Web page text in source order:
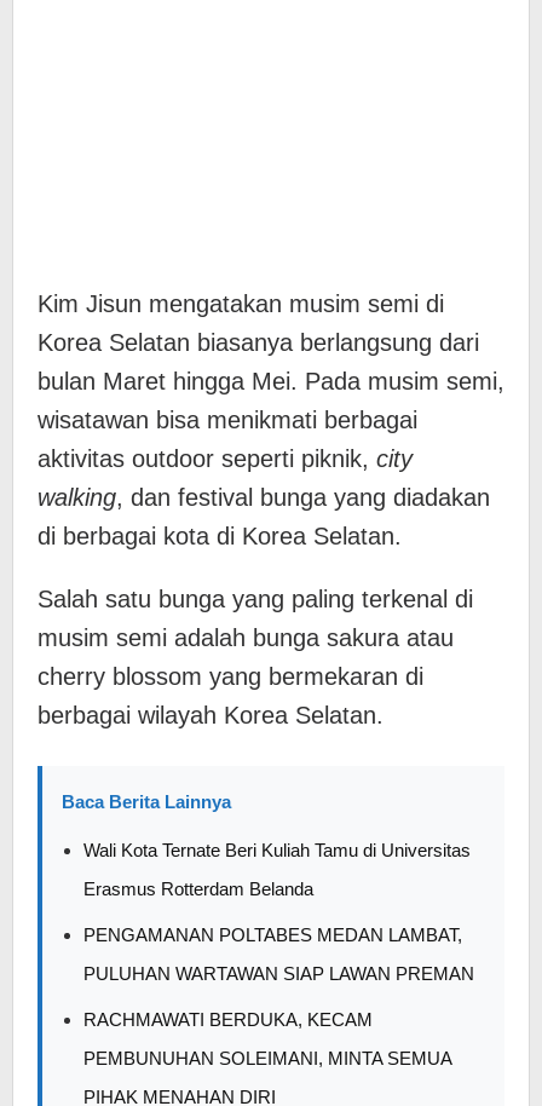
Kim Jisun mengatakan musim semi di
Korea Selatan biasanya berlangsung dari
bulan Maret hingga Mei. Pada musim semi,
wisatawan bisa menikmati berbagai
aktivitas outdoor seperti piknik, city
walking, dan festival bunga yang diadakan
di berbagai kota di Korea Selatan.
Salah satu bunga yang paling terkenal di
musim semi adalah bunga sakura atau
cherry blossom yang bermekaran di
berbagai wilayah Korea Selatan.
Baca Berita Lainnya
Wali Kota Ternate Beri Kuliah Tamu di Universitas
Erasmus Rotterdam Belanda
PENGAMANAN POLTABES MEDAN LAMBAT,
PULUHAN WARTAWAN SIAP LAWAN PREMAN
RACHMAWATI BERDUKA, KECAM
PEMBUNUHAN SOLEIMANI, MINTA SEMUA
PIHAK MENAHAN DIRI